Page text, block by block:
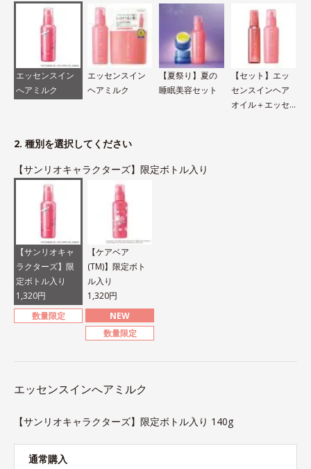
エッセンスイン
へアミルク
エッセンスイン
ヘアミルク
【夏祭り】夏の
睡眠美容セット
【セット】エッ
センスインヘア
オイル＋エッセ
2. 種別を選択してください
【サンリオキャラクターズ】限定ボトル入り
【サンリオキャ
ラクターズ】限
定ボトル入り
1,320円
数量限定
【ケアベア
(TM)】限定ボト
ル入り
1,320円
NEW
数量限定
エッセンスインへアミルク
【サンリオキャラクターズ】限定ボトル入り 140g
通常購入